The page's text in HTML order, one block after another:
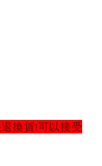
退換貨!可以接受